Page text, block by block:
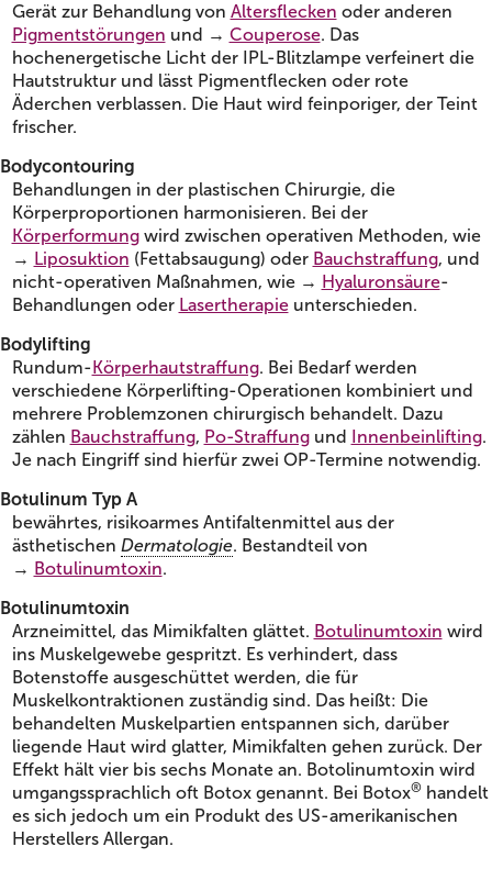
Gerät zur Behandlung von Altersflecken oder anderen
Pigmentstörungen und → Couperose. Das
hochenergetische Licht der IPL-Blitzlampe verfeinert die
Hautstruktur und lässt Pigmentflecken oder rote
Äderchen verblassen. Die Haut wird feinporiger, der Teint
frischer.
Bodycontouring
Behandlungen in der plastischen Chirurgie, die
Körperproportionen harmonisieren. Bei der
Körperformungwird zwischen operativen Methoden, wie
→ Liposuktion (Fettabsaugung) oder Bauchstraffung, und
nicht-operativen Maßnahmen, wie → Hyaluronsäure-
Behandlungen oder Lasertherapieunterschieden.
Bodylifting
Rundum-Körperhautstraffung. Bei Bedarf werden
verschiedene Körperlifting-Operationen kombiniert und
mehrere Problemzonen chirurgisch behandelt. Dazu
zählen Bauchstraffung, Po-Straffungund Innenbeinlifting.
Je nach Eingriff sind hierfür zwei OP-Termine notwendig.
Botulinum Typ A
bewährtes, risikoarmes Antifaltenmittel aus der
ästhetischen Dermatologie. Bestandteil von
→ Botulinumtoxin.
Botulinumtoxin
Arzneimittel, das Mimikfalten glättet. Botulinumtoxin wird
ins Muskelgewebe gespritzt. Es verhindert, dass
Botenstoffe ausgeschüttet werden, die für
Muskelkontraktionen zuständig sind. Das heißt: Die
behandelten Muskelpartien entspannen sich, darüber
liegende Haut wird glatter, Mimikfalten gehen zurück. Der
Effekt hält vier bis sechs Monate an. Botolinumtoxin wird
umgangssprachlich oft Botox genannt. Bei Botox®handelt
es sich jedoch um ein Produkt des US-amerikanischen
Herstellers Allergan.